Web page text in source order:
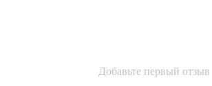
Добавьте первый отзыв